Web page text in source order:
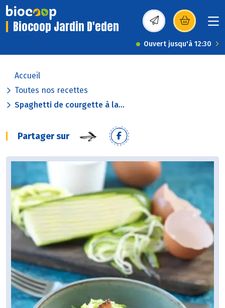
Biocoop Jardin D'eden (s’ouvre dans une
Ouvert jusqu'à 12:30
Accueil
Toutes nos recettes
Spaghetti de courgette à la...
Partager sur